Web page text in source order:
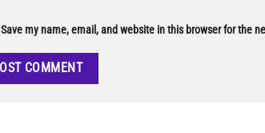
Save my name, email, and website in this browser for the